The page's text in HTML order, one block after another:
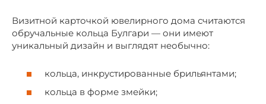
Визитной карточкой ювелирного дома считаются
обручальные кольца Булгари — они имеют
уникальный дизайн и выглядят необычно:
кольца, инкрустированные брильянтами;
кольца в форме змейки;